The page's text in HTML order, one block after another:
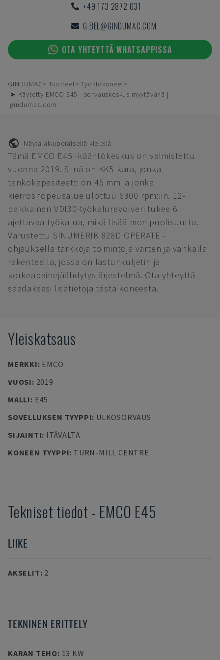
+49 173 2872 031
G.BEL@GINDUMAC.COM
OTA YHTEYTTÄ WHATSAPPISSA
GINDUMAC Tuotteet
Työstökoneet
➤ Käytetty EMCO E45 - sorvauskeskus myytävänä |
gindumac.com
Näytä alkuperäisellä kielellä
Tämä EMCO E45 -kääntökeskus on valmistettu
vuonna 2019. Siinä on KK5-kara, jonka
tankokapasiteetti on 45 mm ja jonka
kierrosnopeusalue ulottuu 6300 rpm:iin. 12-
paikkainen VDI30-työkalurevolveri tukee 6
ajettavaa työkalua, mikä lisää monipuolisuutta.
Varustettu SINUMERIK 828D OPERATE -
ohjauksella tarkkoja toimintoja varten ja vankalla
rakenteella, jossa on lastunkuljetin ja
korkeapainejäähdytysjärjestelmä. Ota yhteyttä
saadaksesi lisätietoja tästä koneesta.
Yleiskatsaus
MERKKI: EMCO
VUOSI: 2019
MALLI: E45
SOVELLUKSEN TYYPPI: ULKOSORVAUS
SIJAINTI: ITÄVALTA
KONEEN TYYPPI: TURN-MILL CENTRE
Tekniset tiedot - EMCO E45
LIIKE
AKSELIT: 2
TEKNINEN ERITTELY
KARAN TEHO: 13 KW